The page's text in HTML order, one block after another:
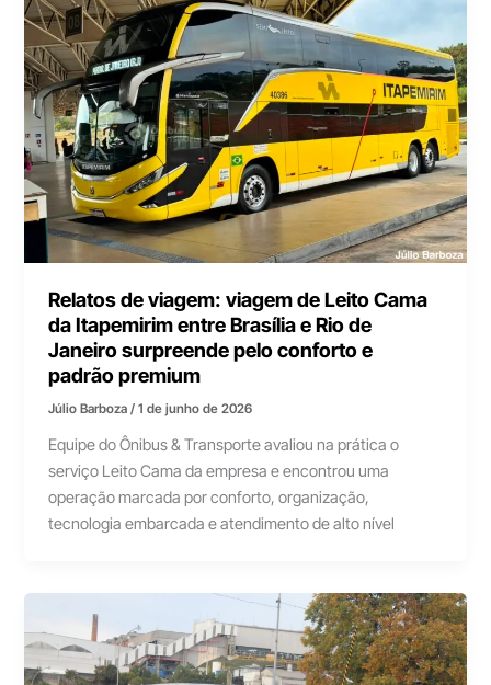
Relatos de viagem: viagem de Leito Cama
da Itapemirim entre Brasília e Rio de
Janeiro surpreende pelo conforto e
padrão premium
Júlio Barboza/1 de junho de 2026
Equipe do Ônibus & Transporte avaliou na prática o
serviço Leito Cama da empresa e encontrou uma
operação marcada por conforto, organização,
tecnologia embarcada e atendimento de alto nível